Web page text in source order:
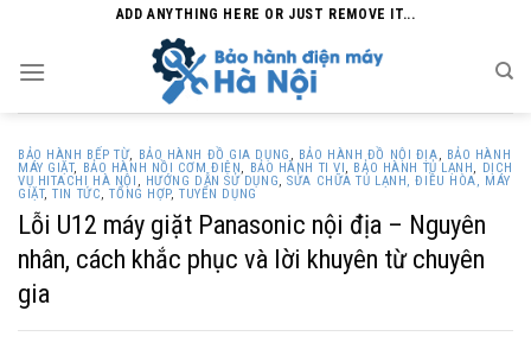
content
ADD ANYTHING HERE OR JUST REMOVE IT...
BẢO HÀNH BẾP TỪ, BẢO HÀNH ĐỒ GIA DỤNG , BẢO HÀNH ĐỒ NỘI ĐỊA, BẢO HÀNH
MÁY GIẶT, BẢO HÀNH NỒI CƠM ĐIỆN, BẢO HÀNH TI VI, BẢO HÀNH TỦ LẠNH, DỊCH
VỤ HITACHI HÀ NỘI , HƯỚNG DẪN SỬ DỤNG,SỬA CHỮA TỦ LẠNH, ĐIỀU HÒA, MÁY
GIẶT,TIN TỨC,TỔNG HỢP,TUYỂN DỤNG
Lỗi U12 máy giặt Panasonic nội địa – Nguyên
nhân, cách khắc phục và lời khuyên từ chuyên
gia